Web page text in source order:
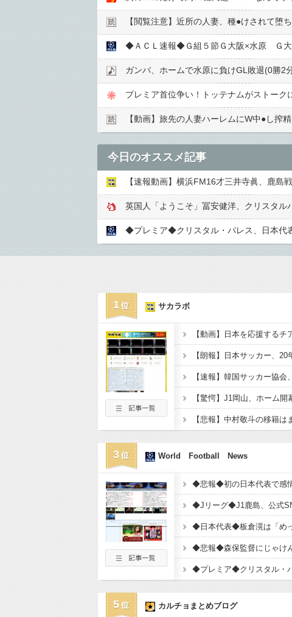
【閲覧注意】近所の人妻、種●︎けされて堕ち
◆ＡＣＬ速報◆Ｇ組５節Ｇ大阪×水原 Ｇ大
ガンバ、ホームで水原に負けGL敗退(0
プレミア首位争い！トッテナムがストーク
【動画】旅先の人妻ハーレムにW中●︎し搾
今日のオススメ記事
【速報動画】横浜FM16才三井寺眞、鹿島
◆プレミア◆クリスタル・パレス、日本代
1 サカラボ
3 World Football News
5 カルチョまとめブログ